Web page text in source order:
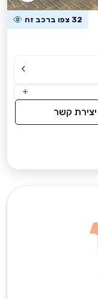
32 צפו ברכב זה
יצירת קשר